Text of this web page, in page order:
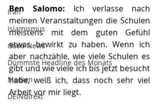
Iran
Islamismus
Good News
Dümmste Headline des Monats
Medien
DEINdirekt
Ben Salomo: Ich verlasse nach
meinen Veranstaltungen die Schulen
meistens mit dem guten Gefühl
etwas bewirkt zu haben. Wenn ich
aber nachzähle, wie viele Schulen es
gibt und wie viele ich bis jetzt besucht
habe, weiß ich, dass noch sehr viel
Arbeit vor mir liegt.